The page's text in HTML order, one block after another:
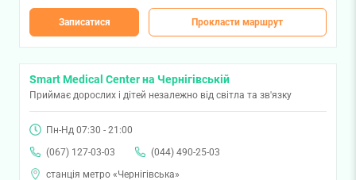
Записатися Прокласти маршрут
Smart Medical Center на Чернігівській
Приймає дорослих і дітей незалежно від світла та зв'язку
Пн-Нд 07:30 - 21:00
(067) 127-03-03
(044) 490-25-03
станція метро «Чернігівська»